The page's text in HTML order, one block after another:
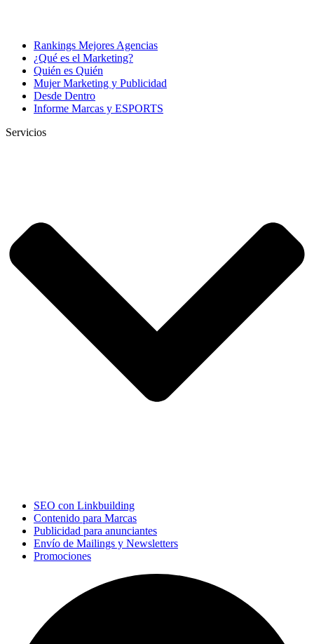
Rankings Mejores Agencias
¿Qué es el Marketing?
Quién es Quién
Mujer Marketing y Publicidad
Desde Dentro
Informe Marcas y ESPORTS
Servicios
SEO con Linkbuilding
Contenido para Marcas
Publicidad para anunciantes
Envío de Mailings y Newsletters
Promociones